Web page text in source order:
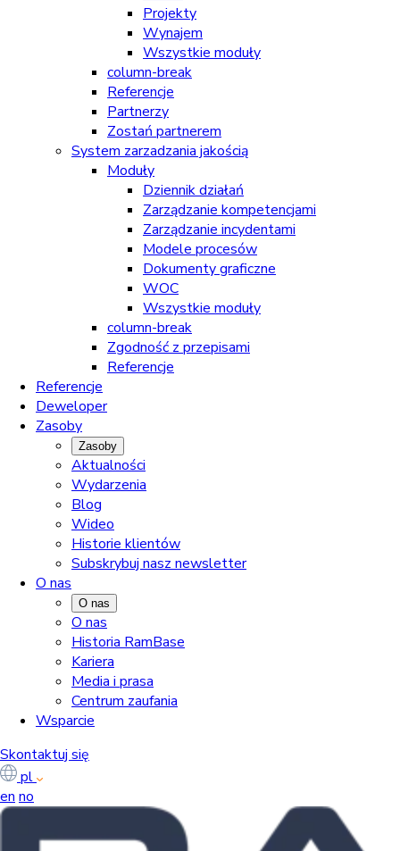
Projekty
Wynajem
Wszystkie moduły
column-break
Referencje
Partnerzy
Zostań partnerem
System zarzadzania jakością
Moduły
Dziennik działań
Zarządzanie kompetencjami
Zarządzanie incydentami
Modele procesów
Dokumenty graficzne
WOC
Wszystkie moduły
column-break
Zgodność z przepisami
Referencje
Referencje
Deweloper
Zasoby
Zasoby
Aktualności
Wydarzenia
Blog
Wideo
Historie klientów
Subskrybuj nasz newsletter
O nas
O nas
O nas
Historia RamBase
Kariera
Media i prasa
Centrum zaufania
Wsparcie
Skontaktuj się
pl
en no